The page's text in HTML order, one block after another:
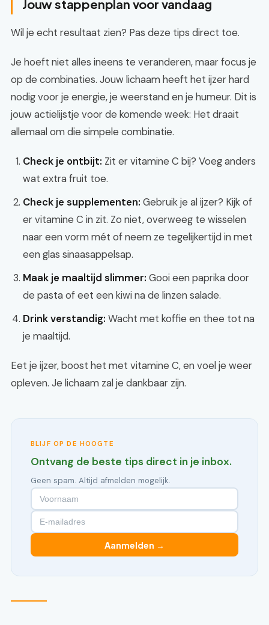
Jouw stappenplan voor vandaag
Wil je echt resultaat zien? Pas deze tips direct toe.
Je hoeft niet alles ineens te veranderen, maar focus je
op de combinaties. Jouw lichaam heeft het ijzer hard
nodig voor je energie, je weerstand en je humeur. Dit is
jouw actielijstje voor de komende week: Het draait
allemaal om die simpele combinatie.
Check je ontbijt: Zit er vitamine C bij? Voeg anders
wat extra fruit toe.
Check je supplementen: Gebruik je al ijzer? Kijk of
er vitamine C in zit. Zo niet, overweeg te wisselen
naar een vorm mét of neem ze tegelijkertijd in met
een glas sinaasappelsap.
Maak je maaltijd slimmer: Gooi een paprika door
de pasta of eet een kiwi na de linzen salade.
Drink verstandig: Wacht met koffie en thee tot na
je maaltijd.
Eet je ijzer, boost het met vitamine C, en voel je weer
opleven. Je lichaam zal je dankbaar zijn.
BLIJF OP DE HOOGTE
Ontvang de beste tips direct in je inbox.
Geen spam. Altijd afmelden mogelijk.
Aanmelden →